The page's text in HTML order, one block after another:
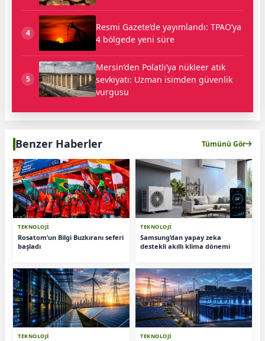
4
Resmi Gazete’de yayımlandı: TPAO’ya
4 bölgede yeni süre
5
Mersin’den Polatlı’ya nükleer atık
sevkiyatı: Uzman isimden güvenlik
vurgusu
Benzer Haberler Tümünü Gör
TEKNOLOJİ
Rosatom’un Bilgi Buzkıranı seferi
başladı
TEKNOLOJİ
Samsung’dan yapay zeka
destekli akıllı klima dönemi
TEKNOLOJİ TEKNOLOJİ